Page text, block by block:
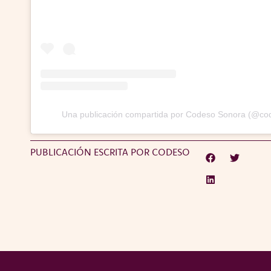
Una publicación compartida por Codeso Sonora
PUBLICACIÓN ESCRITA POR CODESO